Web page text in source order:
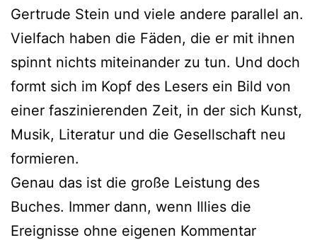
Gertrude Stein und viele andere parallel an.
Vielfach haben die Fäden, die er mit ihnen
spinnt nichts miteinander zu tun. Und doch
formt sich im Kopf des Lesers ein Bild von
einer faszinierenden Zeit, in der sich Kunst,
Musik, Literatur und die Gesellschaft neu
formieren.
Genau das ist die große Leistung des
Buches. Immer dann, wenn Illies die
Ereignisse ohne eigenen Kommentar